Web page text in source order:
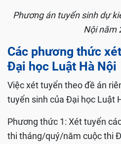
Phương án tuyển sinh dự
Nội năm
Các phương thức
Đại học Luật Hà Nội
Việc xét tuyển theo đề án
tuyển sinh của Đại học Luật
Phương thức 1: Xét tuyển
thi tháng/quý/năm cuộc thi